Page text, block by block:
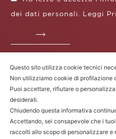
dei dati personali. Leggi
Operazione / progetto co-
Toscana 2014-2020
Questo sito utilizza cookie tecnici
Non utilizziamo cookie di profilazione
Puoi accettare, rifiutare o
desiderati.
Chiudendo questa informativa
Accettando, sei consapevole che i
raccolti allo scopo di personalizzare e